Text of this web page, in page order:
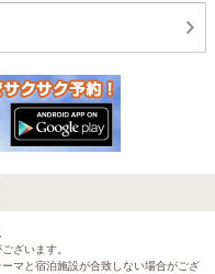
ざいます。
マと宿泊施設が合致しない場合がござ